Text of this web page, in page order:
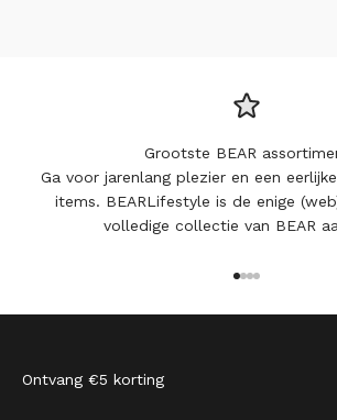
Grootste BEAR
Ga voor jarenlang plezier en een
items. BEARLifestyle is de enige
volledige collectie van BEAR
Ontvang €5 korting